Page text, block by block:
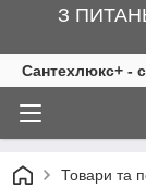
З
Сантехлюкс+ -
Товари та